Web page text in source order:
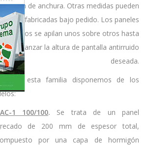
3 y 4 m de anchura. Otras medidas pueden
ser fabricadas bajo pedido. Los paneles
acústicos se apilan unos sobre otros hasta
alcanzar la altura de pantalla antirruido
deseada.
de esta familia disponemos de los
1 100/100. Se trata de un panel
de 200 mm de espesor total,
por una capa de hormigón